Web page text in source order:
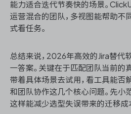
能力适合迭代节奏快的场景。
运营混合的团队，多视图能帮助不
式看任务。
总结来说，2026年高效的Jira替代
一答案。关键在于匹配团队当前的
带着具体场景去试用，看工具能否
和团队协作这几个核心问题。先小
这样能减少选型失误带来的迁移成